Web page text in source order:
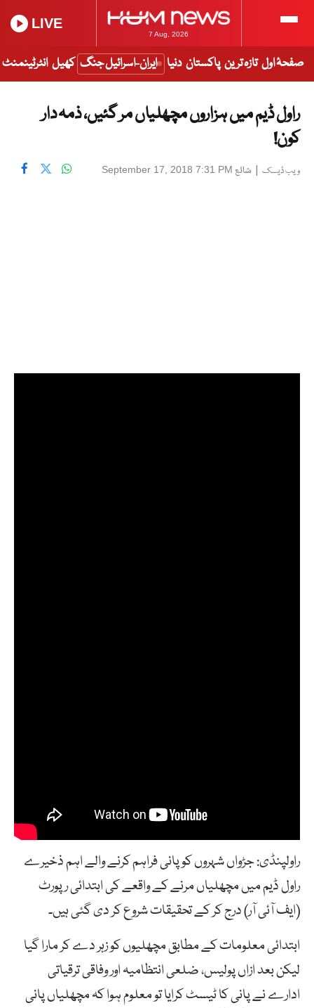
7 Aug, 2026
LIVE
صفحۂ اول تازہ ترین پاکستان دنیا ایران-اسرائیل جنگ کھیل انٹرٹینمنٹ
راول ڈیم میں ہزاروں مچھلیاں مر گئیں، ذمہ دار
کون!
ویب ڈیسک | شائع September 17, 2018 7:31 PM
راولپنڈی: جڑواں شہروں کو پانی فراہم کرنے والے اہم ذخیرے
راول ڈیم میں مچھلیاں مرنے کے واقعے کی ابتدائی رپورٹ
(ایف آئی آر) درج کر کے تحقیقات شروع کر دی گئی ہیں۔
ابتدائی معلومات کے مطابق مچھلیوں کو زہر دے کر مارا گیا
لیکن بعد ازاں پولیس، ضلعی انتظامیہ اور وفاقی ترقیاتی
ادارے نے پانی کا ٹیسٹ کرایا تو معلوم ہوا کہ مچھلیاں پانی